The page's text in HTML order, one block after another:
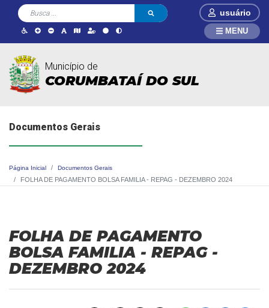
usuário
Município de
CORUMBATAÍ DO SUL
MENU
Documentos Gerais
Página Inicial Documentos Gerais
FOLHA DE PAGAMENTO BOLSA FAMILIA - REPAG - DEZEMBRO 2024
FOLHA DE PAGAMENTO
BOLSA FAMILIA - REPAG -
DEZEMBRO 2024